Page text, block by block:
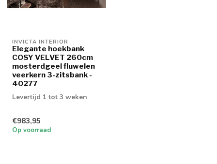
INVICTA INTERIOR
Elegante hoekbank
COSY VELVET 260cm
mosterdgeel fluwelen
veerkern 3-zitsbank -
40277
Levertijd 1 tot 3 weken
€983,95
Op voorraad